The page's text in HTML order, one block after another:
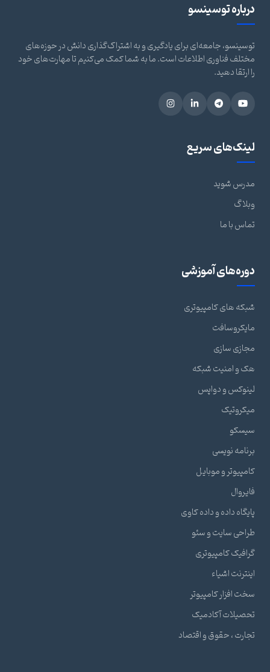
توسینسو
جامعه‌ای برای یادگیری و به اشتراک‌گذاری دانش در حوزه‌های
فناوری اطلاعات است. ما به شما کمک می‌کنیم تا مهارت‌های خود
ارتقا دهید.
سریع
شوید
با ما
آموزشی
های کامپیوتری
سازی
و امنیت شبکه
و دواپس
نویسی
و موبایل
داده و داده کاوی
سایت و سئو
کامپیوتری
اشیاء
افزار کامپیوتر
آکادمیک
، حقوق و اقتصاد